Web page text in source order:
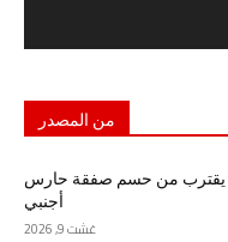
من المصدر
يقترب من حسم صفقة حارس
أجنبي
غشت 9, 2026